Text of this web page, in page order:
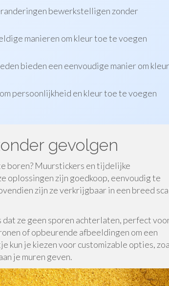
bewerkstelligen zonder
manieren om kleur toe te voegen
bieden een eenvoudige manier om kleur
persoonlijkheid en kleur toe te voegen
gevolgen
boren? Muurstickers en tijdelijke
oplossingen zijn goedkoop, eenvoudig te
zijn ze verkrijgbaar in een breed
ze geen sporen achterlaten, perfect
of opbeurende afbeeldingen om een
kun je kiezen voor customizable opties,
je muren geven.